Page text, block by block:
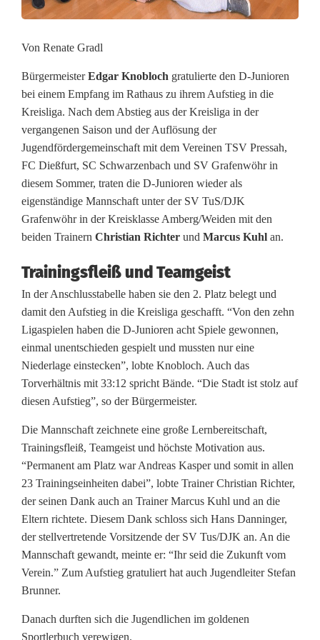
e
n
i
n
d
i
e
K
r
e
i
s
l
i
g
a
a
u
f
Von Renate Gradl
BürgermeisterEdgar Knobloch gratulierte den D-Junioren
bei einem Empfang im Rathaus zu ihrem Aufstieg in die
Kreisliga. Nach dem Abstieg aus der Kreisliga in der
vergangenen Saison und der Auflösung der
Jugendfördergemeinschaft mit dem Vereinen TSV Pressah,
FC Dießfurt, SC Schwarzenbach und SV Grafenwöhr in
diesem Sommer, traten die D-Junioren wieder als
eigenständige Mannschaft unter der SV TuS/DJK
Grafenwöhr in der Kreisklasse Amberg/Weiden mit den
beiden Trainern Christian Richter und Marcus Kuhl an.
Trainingsfleiß und Teamgeist
In der Anschlusstabelle haben sie den 2. Platz belegt und
damit den Aufstieg in die Kreisliga geschafft. “Von den zehn
Ligaspielen haben die D-Junioren acht Spiele gewonnen,
einmal unentschieden gespielt und mussten nur eine
Niederlage einstecken”, lobte Knobloch. Auch das
Torverhältnis mit 33:12 spricht Bände. “Die Stadt ist stolz auf
diesen Aufstieg”, so der Bürgermeister.
Die Mannschaft zeichnete eine große Lernbereitschaft,
Trainingsfleiß, Teamgeist und höchste Motivation aus.
“Permanent am Platz war Andreas Kasper und somit in allen
23 Trainingseinheiten dabei”, lobte Trainer Christian Richter,
der seinen Dank auch an Trainer Marcus Kuhl und an die
Eltern richtete. Diesem Dank schloss sich Hans Danninger,
der stellvertretende Vorsitzende der SV Tus/DJK an. An die
Mannschaft gewandt, meinte er: “Ihr seid die Zukunft vom
Verein.” Zum Aufstieg gratuliert hat auch Jugendleiter Stefan
Brunner.
Danach durften sich die Jugendlichen im goldenen
Sportlerbuch verewigen.